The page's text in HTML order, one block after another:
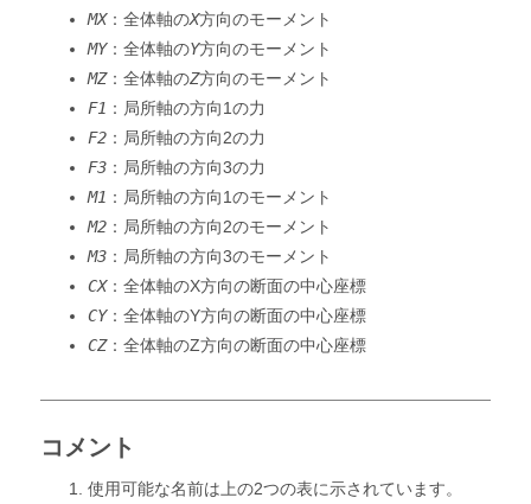
MX：全体軸のX方向のモーメント
MY：全体軸のY方向のモーメント
MZ：全体軸のZ方向のモーメント
F1 ：局所軸の方向1の力
F2 ：局所軸の方向2の力
F3 ：局所軸の方向3の力
M1 ：局所軸の方向1のモーメント
M2 ：局所軸の方向2のモーメント
M3 ：局所軸の方向3のモーメント
CX：全体軸のX方向の断面の中心座標
CY：全体軸のY方向の断面の中心座標
CZ：全体軸のZ方向の断面の中心座標
コメント
使用可能な名前は上の2つの表に示されています。